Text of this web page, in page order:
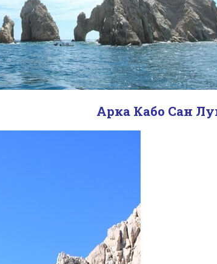
Арка Кабо Сан